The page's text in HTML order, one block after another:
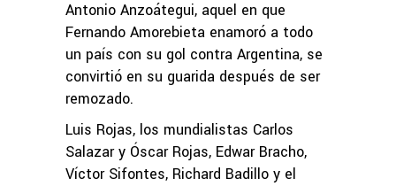
Antonio Anzoátegui, aquel en que
Fernando Amorebieta enamoró a todo
un país con su gol contra Argentina, se
convirtió en su guarida después de ser
remozado.
Luis Rojas, los mundialistas Carlos
Salazar y Óscar Rojas, Edwar Bracho,
Víctor Sifontes, Richard Badillo y el